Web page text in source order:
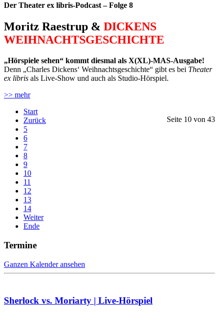
Der Theater ex libris-Podcast – Folge 8
Moritz Raestrup & DICKENS
WEIHNACHTSGESCHICHTE
„Hörspiele sehen“ kommt diesmal als X(XL)-MAS-Ausgabe!
Denn „Charles Dickens‘ Weihnachtsgeschichte“ gibt es bei Theater
ex libris als Live-Show und auch als Studio-Hörspiel.
>> mehr
Seite 10 von 43
Start
Zurück
5
6
7
8
9
10
11
12
13
14
Weiter
Ende
Termine
Ganzen Kalender ansehen
Sherlock vs. Moriarty | Live-Hörspiel